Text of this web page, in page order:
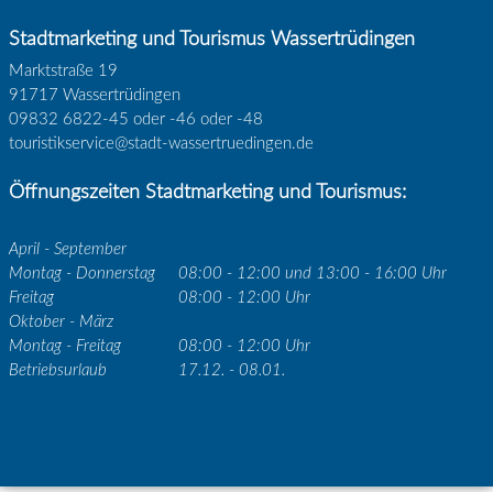
Stadtmarketing und Tourismus Wassertrüdingen
Marktstraße 19
91717 Wassertrüdingen
09832 6822-45 oder -46 oder -48
touristikservice@stadt-wassertruedingen.de
Öffnungszeiten Stadtmarketing und Tourismus:
April - September
Montag - Donnerstag
08:00 - 12:00 und 13:00 - 16:00 Uhr
Freitag
08:00 - 12:00 Uhr
Oktober - März
Montag - Freitag
08:00 - 12:00 Uhr
Betriebsurlaub
17.12. - 08.01.